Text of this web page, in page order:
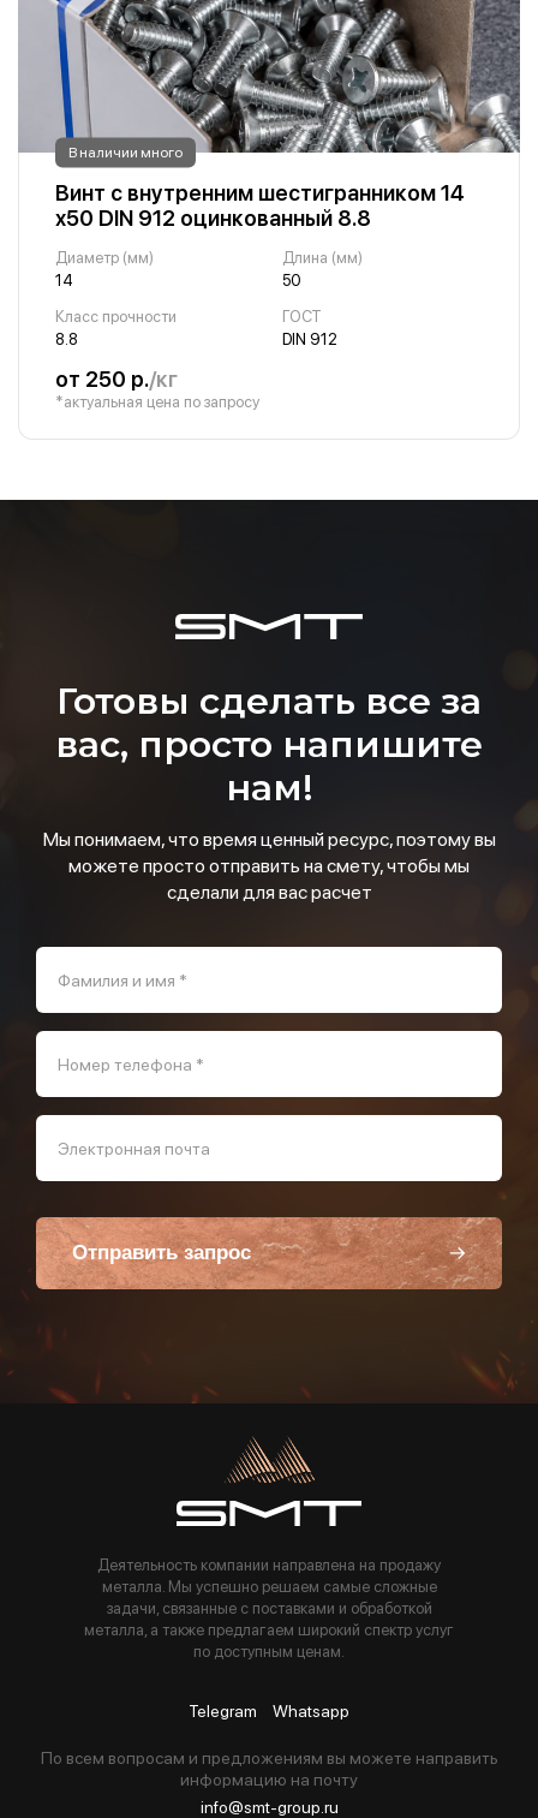
В наличии много
Винт с внутренним шестигранником 14
х50 DIN 912 оцинкованный 8.8
Диаметр (мм)
14
Длина (мм)
50
Класс прочности
8.8
ГОСТ
DIN 912
от 250 р./кг
*актуальная цена по запросу
Готовы сделать все за
вас, просто напишите
нам!
Мы понимаем, что время ценный ресурс, поэтому вы
можете просто отправить на смету, чтобы мы
сделали для вас расчет
Фамилия и имя *
Номер телефона *
Электронная почта
Отправить запрос
Пользуясь данной формой вы соглашаетесь с политикой компании
Деятельность компании направлена на продажу
металла. Мы успешно решаем самые сложные
задачи, связанные с поставками и обработкой
металла, а также предлагаем широкий спектр услуг
по доступным ценам.
Telegram Whatsapp
По всем вопросам и предложениям вы можете направить
информацию на почту
info@smt-group.ru